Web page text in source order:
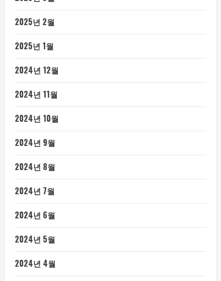
2025년 2월
2025년 1월
2024년 12월
2024년 11월
2024년 10월
2024년 9월
2024년 8월
2024년 7월
2024년 6월
2024년 5월
2024년 4월